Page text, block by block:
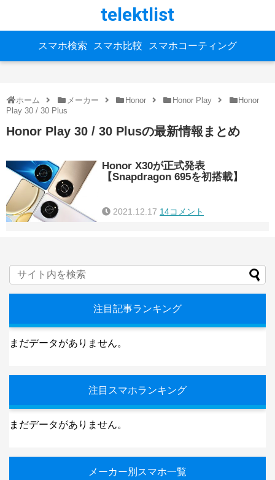
telektlist
スマホ検索 スマホ比較 スマホコーティング
ホーム メーカー Honor Honor Play
Honor
Play 30 / 30 Plus
Honor Play 30 / 30 Plusの最新情報まとめ
Honor X30が正式発表
【Snapdragon 695を初搭載】
2021.12.17 14コメント
注目記事ランキング
まだデータがありません。
注目スマホランキング
まだデータがありません。
メーカー別スマホ一覧